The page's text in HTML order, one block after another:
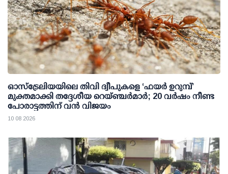
ഓസ്‌ട്രേലിയയിലെ തിവി ദ്വീപുകളെ ‘ഫയർ ഉറുമ്പ്’
മുക്തമാക്കി തദ്ദേശീയ റെയ്ഞ്ചർമാർ; 20 വർഷം നീണ്ട
പോരാട്ടത്തിന് വൻ വിജയം
10 08 2026